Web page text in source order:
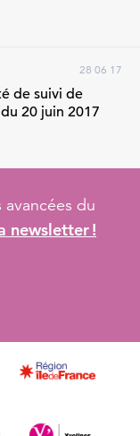
28 06 17
de suivi de
20 juin 2017
du
newsletter !